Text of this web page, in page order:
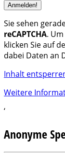
Sie sehen
reCAPTCHA.
klicken Sie auf
dabei Daten an
Inhalt
Weitere
‘
Anonyme